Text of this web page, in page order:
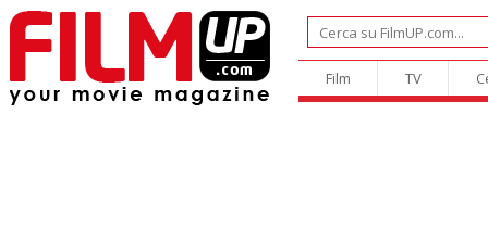
Film TV